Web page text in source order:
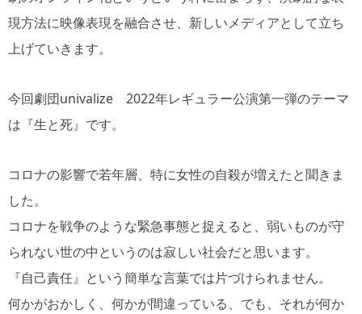
現方法に映像表現を融合させ、新しいメディアとして立ち
上げていきます。
今回劇団univalize 2022年レギュラー公演第一弾のテーマ
は『生と死』です。
コロナの影響で若年層、特に女性の自殺が増えたと聞きま
した。
コロナを戦争のような緊急事態と捉えると、弱いものが守
られない世の中というのは寂しい社会だと思います。
『自己責任』という簡単な言葉では片づけられません。
何かがおかしく、何かが間違っている、でも、それが何か